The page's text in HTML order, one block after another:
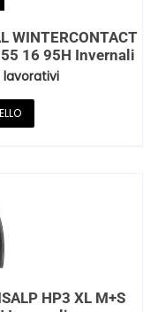
WINTERCONTACT
55 16 95H Invernali
lavorativi
HP3 XL M+S